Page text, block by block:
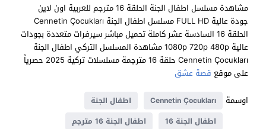
مشاهدة مسلسل اطفال الجنة الحلقة 16 مترجم للعربية اون لاين
جودة عالية FULL HD مسلسل اطفال الجنة Cennetin Çocukları
الحلقة 16 السادسة عشر كاملة تحميل مباشر سيرفرات متعددة بجودات
عالية 1080p 720p 480p مشاهدة المسلسل التركي اطفال الجنة
Cennetin Çocukları حلقة 16 مترجمة مسلسلات تركية 2025 حصرياً
على موقع قصة عشق
اوسمة
Cennetin Çocukları
اطفال الجنة
اطفال الجنة 16
اطفال الجنة 16 مترجم